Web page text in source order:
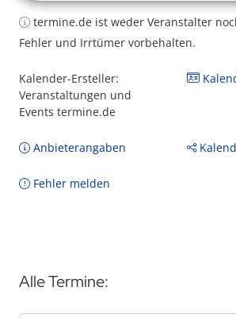
termine.de ist weder Veranstalter
Fehler und Irrtümer vorbehalten.
Kalender-Ersteller:
Veranstaltungen und
Events termine.de
Anbieterangaben
Fehler melden
Alle Termine: